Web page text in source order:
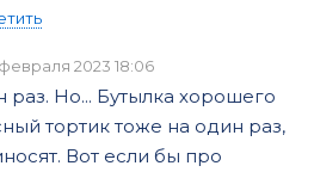
2023 18:06
раз. Но... Бутылка хорошего
тортик тоже на один раз,
Вот если бы про